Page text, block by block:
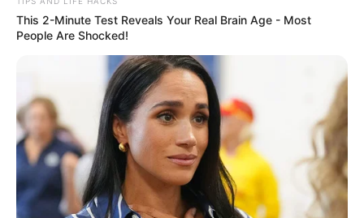
This 2-Minute Test Reveals Your Real Brain Age - Most
People Are Shocked!